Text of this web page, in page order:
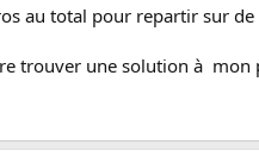
au total pour repartir sur de
trouver une solution à mon